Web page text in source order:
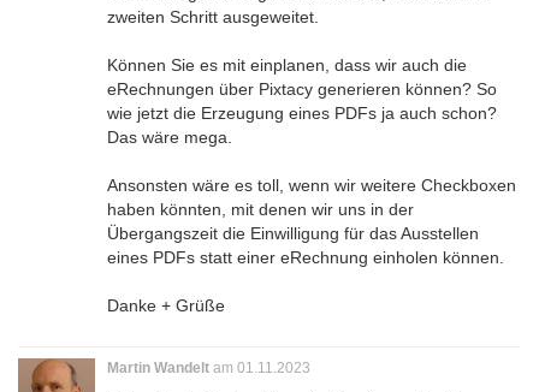
zweiten Schritt ausgeweitet.
Können Sie es mit einplanen, dass wir auch die
eRechnungen über Pixtacy generieren können? So
wie jetzt die Erzeugung eines PDFs ja auch schon?
Das wäre mega.
Ansonsten wäre es toll, wenn wir weitere Checkboxen
haben könnten, mit denen wir uns in der
Übergangszeit die Einwilligung für das Ausstellen
eines PDFs statt einer eRechnung einholen können.
Danke + Grüße
Martin Wandelt am 01.11.2023